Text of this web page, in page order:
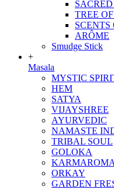
TREE
ARÔME
Smudge Stick
+
Masala
MYSTIC
HEM
SATYA
VIJAYSHREE
AYURVEDIC
NAMASTE
TRIBAL SOUL
GOLOKA
ORKAY
GARDEN